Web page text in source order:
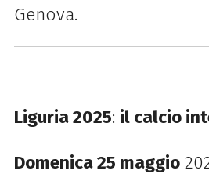
Genova.
Liguria 2025: il calcio
Domenica 25 maggio